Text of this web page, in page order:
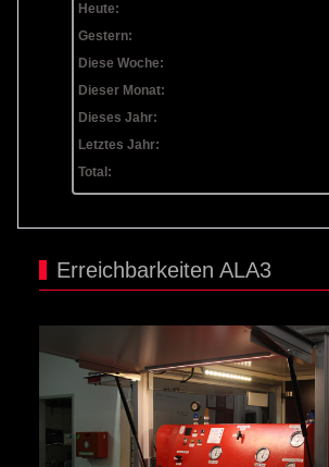
Heute:
Gestern:
Diese Woche:
Dieser Monat:
Dieses Jahr:
Letztes Jahr:
Total:
Erreichbarkeiten ALA3